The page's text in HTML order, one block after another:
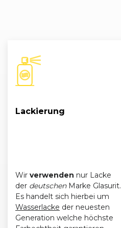
Lackierung
Wir verwenden nur Lacke
der deutschenMarke Glasurit.
Es handelt sich hierbei um
Wasserlacke der neuesten
Generation welche höchste